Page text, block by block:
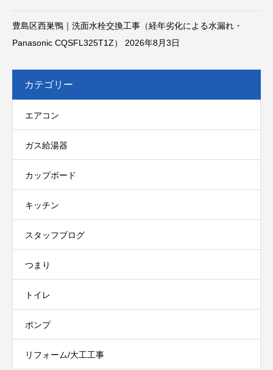
豊島区西巣鴨｜洗面水栓交換工事（経年劣化による水漏れ・
Panasonic CQSFL325T1Z）
2026年8月3日
カテゴリー
エアコン
ガス給湯器
カップボード
キッチン
スタッフブログ
つまり
トイレ
ポンプ
リフォーム/大工工事